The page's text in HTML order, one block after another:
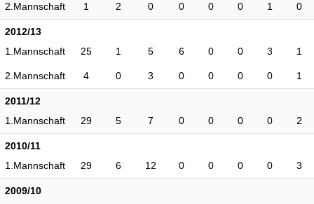
2.Mannschaft 1 2 0 0 0 0 1 0
2012/13
1.Mannschaft
25 1 5 6 0 0 3 1
2.Mannschaft 4 0 3 0 0 0 0 1
2011/12
1.Mannschaft
29 5 7 0 0 0 0 2
2010/11
1.Mannschaft
29 6 12 0 0 0 0 3
2009/10